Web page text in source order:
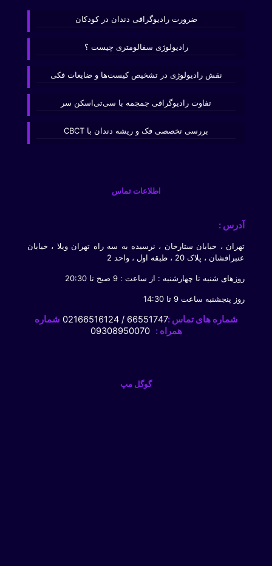
ضرورت رادیوگرافی دندان در کودکان
رادیولوژی سفالومتری چیست ؟
نقش رادیولوژی در تشخیص کیست‌ها و ضایعات فکی
تفاوت رادیوگرافی جمجمه با سی‌تی‌اسکن سر
بررسی تخصصی فک و ریشه دندان با CBCT
اطلاعات تماس
آدرس :
تهران ، خیابان ستارخان ، نرسیده به سه راه تهران ویلا ، خیابان
عنبرافشان ، پلاک 20 ، طبقه اول ، واحد 2
روزهای شنبه تا چهارشنبه : از ساعت : 9 صبح تا 20:30
روز پنجشنبه ساعت 9 تا 14:30
شماره های تماس :66551747 / 02166516124
شماره
همراه : 09308950070
گوگل مپ